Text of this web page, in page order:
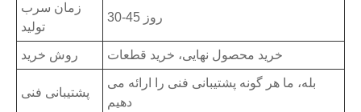
زمان سرب
تولید
30-45 روز
روش خرید خرید محصول نهایی، خرید قطعات
پشتیبانی فنی
بله، ما هر گونه پشتیبانی فنی را ارائه می
دهیم